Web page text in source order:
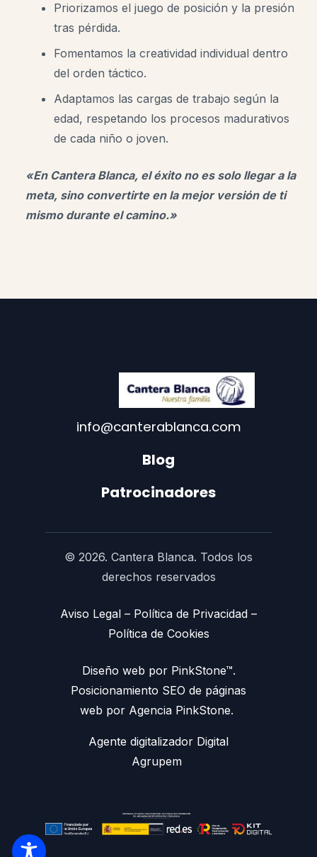
Priorizamos el juego de posición y la presión
tras pérdida.
Fomentamos la creatividad individual dentro
del orden táctico.
Adaptamos las cargas de trabajo según la
edad, respetando los procesos madurativos
de cada niño o joven.
«En Cantera Blanca, el éxito no es solo llegar a la
meta, sino convertirte en la mejor versión de ti
mismo durante el camino.»
info@canterablanca.com
Blog
Patrocinadores
© 2026. Cantera Blanca. Todos los
derechos reservados
Aviso Legal – Política de Privacidad –
Política de Cookies
Diseño web por PinkStone™.
Posicionamiento SEO de páginas
web por Agencia PinkStone.
Agente digitalizador Digital
Agrupem